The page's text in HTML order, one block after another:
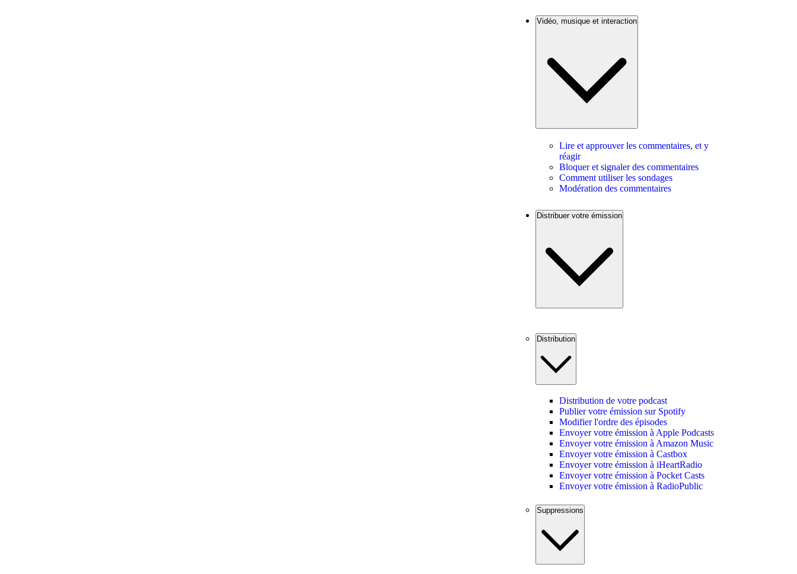
Vidéo, musique et interaction
Lire et approuver les commentaires, et y
réagir
Bloquer et signaler des commentaires
Comment utiliser les sondages
Modération des commentaires
Distribuer votre émission
Distribution
Distribution de votre podcast
Publier votre émission sur Spotify
Modifier l'ordre des épisodes
Envoyer votre émission à Apple Podcasts
Envoyer votre émission à Amazon Music
Envoyer votre émission à Castbox
Envoyer votre émission à iHeartRadio
Envoyer votre émission à Pocket Casts
Envoyer votre émission à RadioPublic
Suppressions